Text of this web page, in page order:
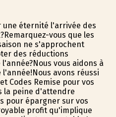
une éternité l'arrivée des
vous que les
ne s'approchent
des réductions
vous aidons à
avons réussi
Codes Remise pour vos
la peine d'attendre
pour épargner sur vos
profit qu'implique